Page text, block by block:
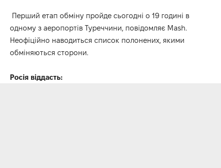
Перший етап обміну пройде сьогодні о 19 годині в
одному з аеропортів Туреччини, повідомляє Mash.
Неофіційно наводиться список полонених, якими
обміняються сторони.
Росія віддасть: